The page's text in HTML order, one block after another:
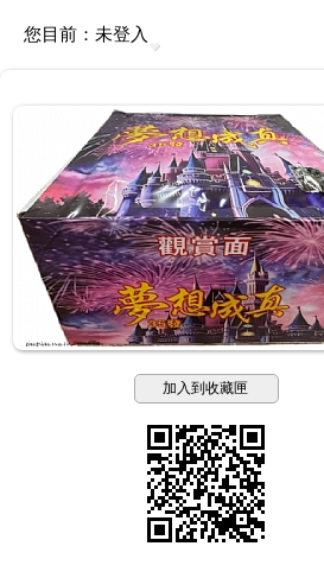
您目前： 未登入
加入到收藏匣